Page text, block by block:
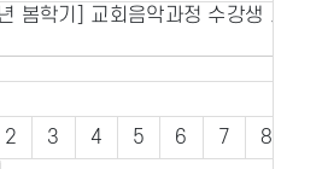
봄학기] 교회음악과정 수강생 모
2 3 4 5 6 7 8